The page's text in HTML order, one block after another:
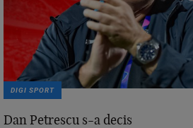
DIGI SPORT
Dan Petrescu s-a decis